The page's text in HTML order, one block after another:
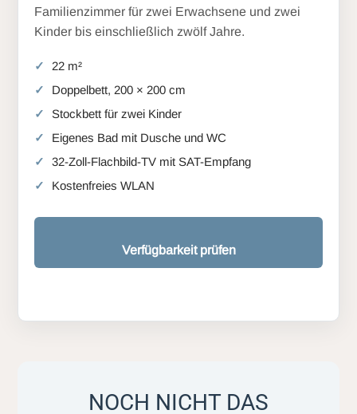
Familienzimmer für zwei Erwachsene und zwei
Kinder bis einschließlich zwölf Jahre.
22 m²
Doppelbett, 200 × 200 cm
Stockbett für zwei Kinder
Eigenes Bad mit Dusche und WC
32-Zoll-Flachbild-TV mit SAT-Empfang
Kostenfreies WLAN
Verfügbarkeit prüfen
NOCH NICHT DAS